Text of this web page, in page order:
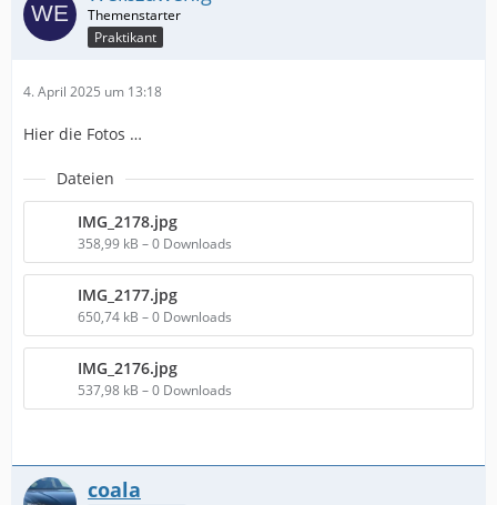
Praktikant
4. April 2025 um 13:18
Hier die Fotos …
Dateien
IMG_2178.jpg
358,99 kB – 0 Downloads
IMG_2177.jpg
650,74 kB – 0 Downloads
IMG_2176.jpg
537,98 kB – 0 Downloads
coala